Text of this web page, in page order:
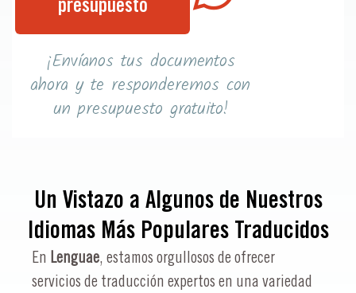
presupuesto
¡Envíanos tus documentos
ahora y te responderemos con
un presupuesto gratuito!
Un Vistazo a Algunos de Nuestros
Idiomas Más Populares Traducidos
En Lenguae, estamos orgullosos de ofrecer
servicios de traducción expertos en una variedad